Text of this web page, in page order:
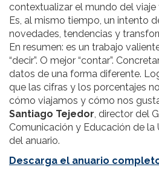
contextualizar el mundo del viaje
Es, al mismo tiempo, un intento
novedades, tendencias y
En resumen: es un trabajo
“decir”. O mejor “contar”.
datos de una forma diferente.
que las cifras y los porcentajes
cómo viajamos y cómo nos
Santiago Tejedor, director del
Comunicación y Educación de la
del anuario.
Descarga el anuario